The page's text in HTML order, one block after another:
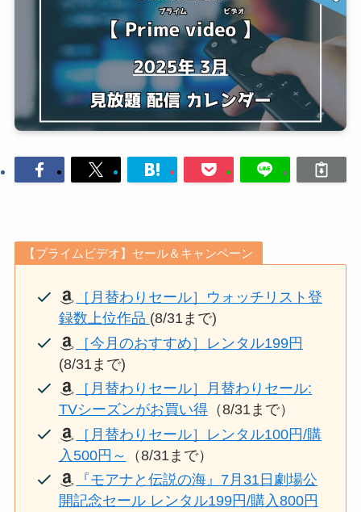
【プライムビデオ】セール＆キャンペーン
［月替わりセール］ウォッチリスト登
録数上位作品 (8/31まで)
［今月のおすすめ］レンタル199円
(8/31まで)
［月替わりセール］月替わりセール:
TVシーズンがお買い得（8/31まで）
［月替わりセール］レンタル100円/購
入500円～
（8/31まで）
『モアナと伝説の海』7月31日劇場公
開記念セール レンタル199円/購入800円